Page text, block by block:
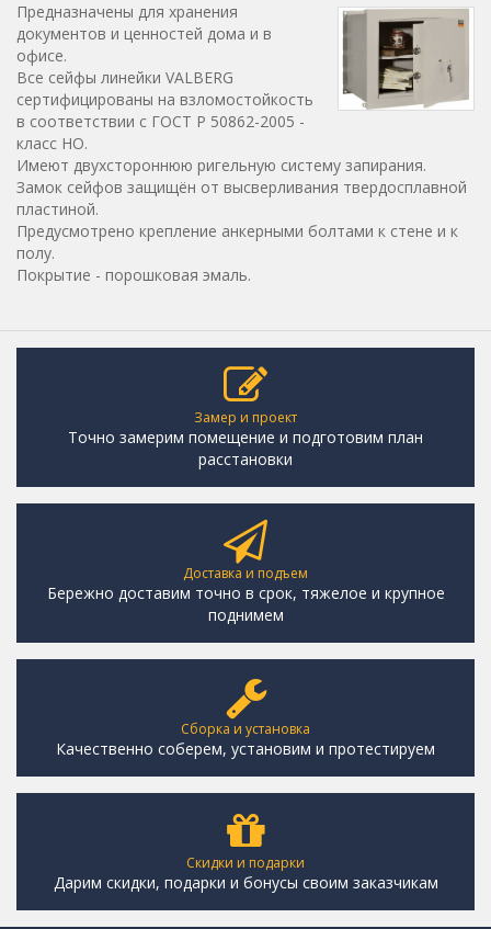
Предназначены для хранения
документов и ценностей дома и в
офисе.
Все сейфы линейки VALBERG
сертифицированы на взломостойкость
в соответствии с ГОСТ Р 50862-2005 -
класс НО.
Имеют двухстороннюю ригельную систему запирания.
Замок сейфов защищён от высверливания твердосплавной
пластиной.
Предусмотрено крепление анкерными болтами к стене и к
полу.
Покрытие - порошковая эмаль.
Замер и проект
Точно замерим помещение и подготовим план
расстановки
Доставка и подъем
Бережно доставим точно в срок, тяжелое и крупное
поднимем
Сборка и установка
Качественно соберем, установим и протестируем
Скидки и подарки
Дарим скидки, подарки и бонусы своим заказчикам